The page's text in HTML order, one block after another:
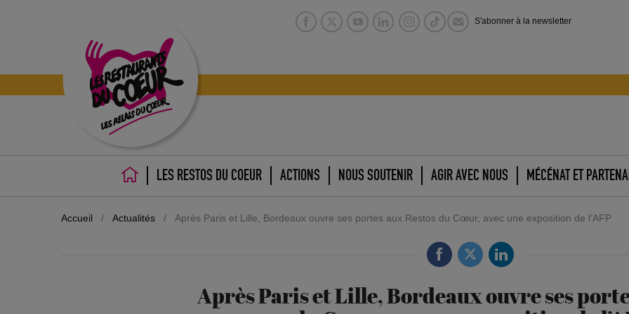
S'abonner à la newsletter
ACCUEILLES RESTOS DU COEUR ACTIONS NOUS SOUTENIR AGIR AVEC NOUS MÉCÉNAT ET
Accueil / Actualités / Après Paris et Lille, Bordeaux ouvre ses portes aux Restos du Cœur, avec une exposition de l’AFP
Après Paris et Lille, Bordeaux ouvre ses